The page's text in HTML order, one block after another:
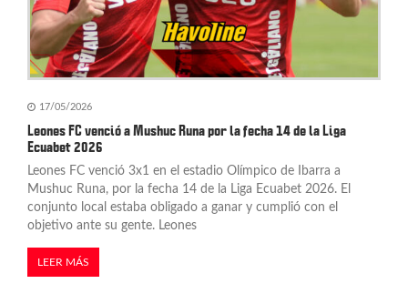
17/05/2026
Leones FC venció a Mushuc Runa por la fecha 14 de la Liga
Ecuabet 2026
Leones FC venció 3x1 en el estadio Olímpico de Ibarra a
Mushuc Runa, por la fecha 14 de la Liga Ecuabet 2026. El
conjunto local estaba obligado a ganar y cumplió con el
objetivo ante su gente. Leones
LEER MÁS